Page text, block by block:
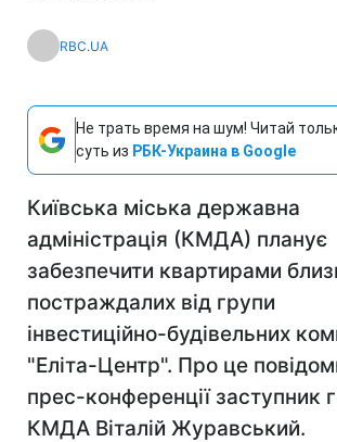
RBC.UA
Не трать время на шум! Читай
суть из РБК-Украина в Google
Київська міська державна
адміністрація (КМДА) планує
забезпечити квартирами
постраждалих від групи
інвестиційно-будівельних
"Еліта-Центр". Про це
прес-конференції заступник
КМДА Віталій Журавський.